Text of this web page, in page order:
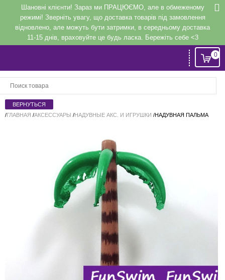
Шановні клієнти! Зараз ми ПРАЦЮЄМО, але в обмеженому
режимі! Зверніть увагу, що доставка товарів під замовлення
відновлено, але можуть бути затримки, в середньому доставка
11-15 днів, враховуйте це будь ласка. Бережіть себе <3
0
/ГЛАВНАЯ /АКСЕССУАРЫ /НАДУВНЫЕ АКС. И ИГРУШКИ /НАДУВНАЯ ПАЛЬМА
ВходилиРегистрация
Регистрация или авторизация